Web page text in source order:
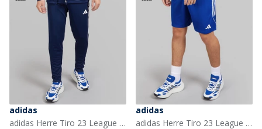
adidas
adidas Herre Tiro 23 League træningsbukser Team Navy Blue/Hvid
adidas
adidas Herre Tiro 23 League Shorts Team Royal Blue/Hvid